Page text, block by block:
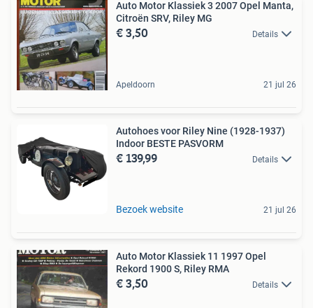
Auto Motor Klassiek 3 2007 Opel Manta,
Citroën SRV, Riley MG
€ 3,50 Details
Apeldoorn 21 jul 26
Autohoes voor Riley Nine (1928-1937)
Indoor BESTE PASVORM
€ 139,99 Details
Bezoek website 21 jul 26
Auto Motor Klassiek 11 1997 Opel
Rekord 1900 S, Riley RMA
€ 3,50 Details